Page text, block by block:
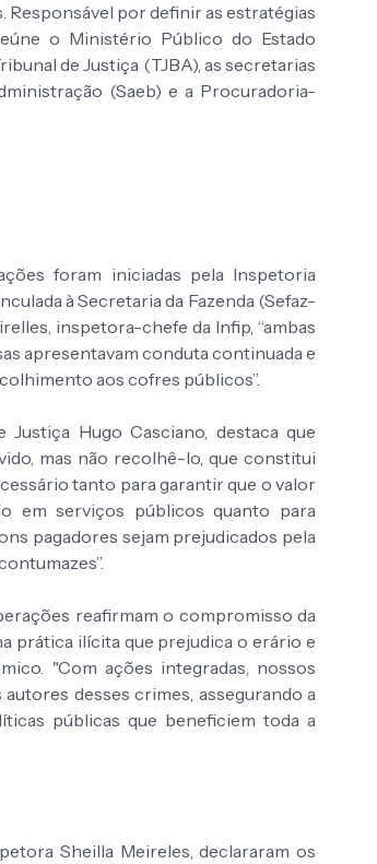
Responsável por definir as estratégias
o Ministério Público do Estado
de Justiça (TJBA), as secretarias
(Saeb) e a Procuradoria-
foram iniciadas pela Inspetoria
à Secretaria da Fazenda (Sefaz-
inspetora-chefe da Infip, “ambas
apresentavam conduta continuada e
aos cofres públicos”.
Hugo Casciano, destaca que
mas não recolhê-lo, que constitui
tanto para garantir que o valor
em serviços públicos quanto para
pagadores sejam prejudicados pela
reafirmam o compromisso da
prática ilícita que prejudica o erário e
"Com ações integradas, nossos
desses crimes, assegurando a
públicas que beneficiem toda a
Sheilla Meireles, declararam os